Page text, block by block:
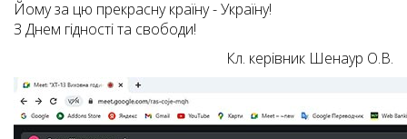
Йому за цю прекрасну країну - Україну!
З Днем гідності та свободи!
Кл. керівник Шенаур О.В.